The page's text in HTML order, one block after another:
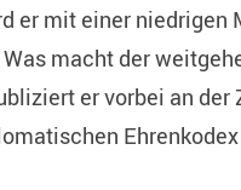
er mit einer niedrigen
macht der
er vorbei an der